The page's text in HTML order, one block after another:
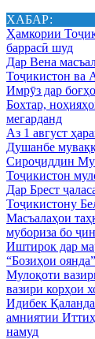
ХАБАР:
Ҳамкории
баррасӣ шуд
Дар Вена
Тоҷикистон ва
Имрӯз дар
Бохтар,
мегарданд
Аз 1 август
Душанбе
Сироҷиддин
Тоҷикистон
Дар Брест
Тоҷикистону
Масъалаҳои
мубориза бо
Иштирок дар
“Бозиҳои оянда”
Мулоқоти
вазири корҳои
Идибек
амниятии
намуд